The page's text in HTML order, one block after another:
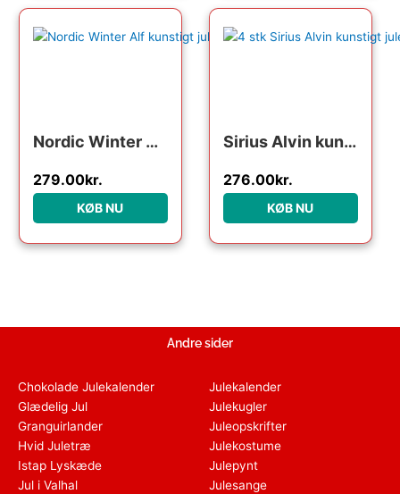
Nordic Winter Alf kunstigt juletræ, 170 x 90 cm
279.00kr.
KØB NU
Sirius Alvin kunstigt juletræ med lys, 60 cm
276.00kr.
KØB NU
Andre sider
Chokolade Julekalender
Glædelig Jul
Granguirlander
Hvid Juletræ
Istap Lyskæde
Jul i Valhal
Julekalender
Julekugler
Juleopskrifter
Julekostume
Julepynt
Julesange